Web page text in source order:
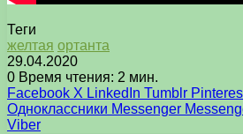
Теги
желтая ортанта
29.04.2020
0 Время чтения: 2 мин.
Facebook X LinkedIn Tumblr
Одноклассники Messenger
Viber